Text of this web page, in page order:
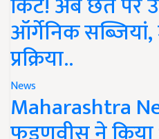
ऑर्गेनिक
प्रक्रिया..
News
Maharashtra